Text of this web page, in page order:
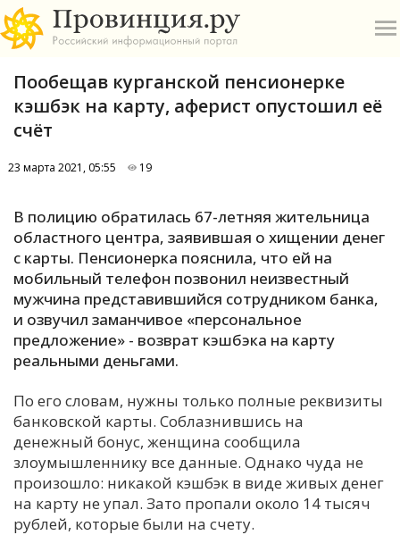
А
Б
В
Е
И
П
С
Пообещав курганской пенсионерке
кэшбэк на карту, аферист опустошил её
счёт
23 марта 2021, 05:55 19
В полицию обратилась 67-летняя жительница
областного центра, заявившая о хищении денег
с карты. Пенсионерка пояснила, что ей на
мобильный телефон позвонил неизвестный
мужчина представившийся сотрудником банка,
и озвучил заманчивое «персональное
предложение» - возврат кэшбэка на карту
реальными деньгами.
По его словам, нужны только полные реквизиты
банковской карты. Соблазнившись на
денежный бонус, женщина сообщила
злоумышленнику все данные. Однако чуда не
произошло: никакой кэшбэк в виде живых денег
на карту не упал. Зато пропали около 14 тысяч
рублей, которые были на счету.